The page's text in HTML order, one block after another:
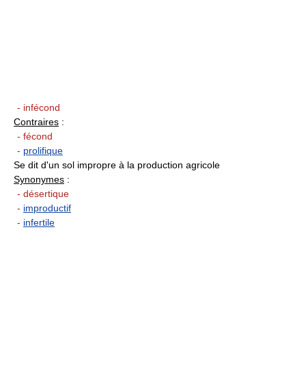
- infécond
Contraires :
- fécond
- prolifique
Se dit d'un sol impropre à la production agricole
Synonymes :
- désertique
- improductif
- infertile